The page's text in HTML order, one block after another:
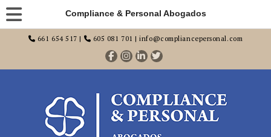
Compliance & Personal Abogados
661 654 517 | 605 081 701 | info@compliancepersonal.com